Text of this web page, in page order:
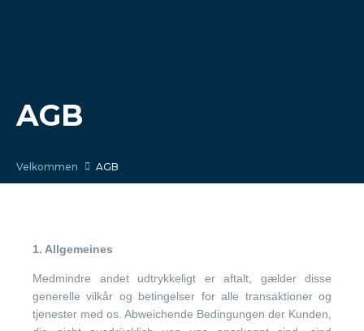
AGB
Velkommen AGB
1. Allgemeines
Medmindre andet udtrykkeligt er aftalt, gælder disse
generelle vilkår og betingelser for alle transaktioner og
tjenester med os. Abweichende Bedingungen der Kunden,